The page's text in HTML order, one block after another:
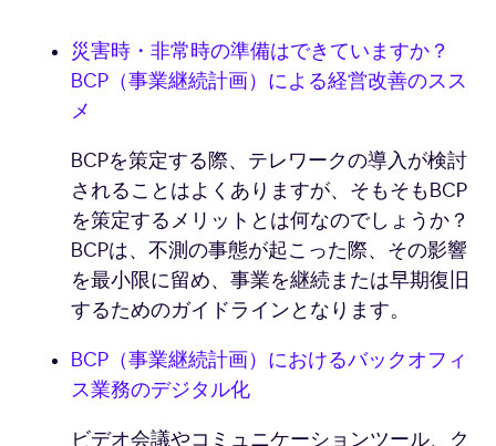
災害時・非常時の準備はできていますか？
BCP（事業継続計画）による経営改善のスス
メ
BCPを策定する際、テレワークの導入が検討
されることはよくありますが、そもそもBCP
を策定するメリットとは何なのでしょうか？
BCPは、不測の事態が起こった際、その影響
を最小限に留め、事業を継続または早期復旧
するためのガイドラインとなります。
BCP（事業継続計画）におけるバックオフィ
ス業務のデジタル化
ビデオ会議やコミュニケーションツール、ク